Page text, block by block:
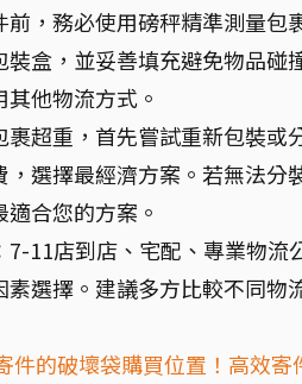
前，務必使用磅秤精準測量包
裝盒，並妥善填充避免物品
他物流方式。
裹超重，首先嘗試重新包裝或
，選擇最經濟方案。若無法
合您的方案。
7-11店到店、宅配、專業物流
素選擇。建議多方比較不同
件的破壞袋購買位置！高效